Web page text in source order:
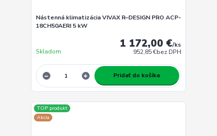
Nástenná klimatizácia VIVAX R–DESIGN PRO ACP-
18CH50AERI 5 kW
1 172,00 €/ks
952,85 €bez DPH
Skladom
Pridať do košíka
TOP produkt
Akcia